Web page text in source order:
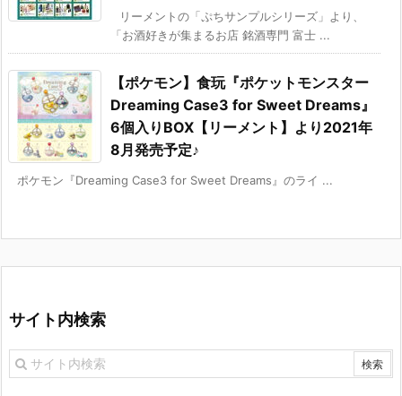
リーメントの「ぷちサンプルシリーズ」より、
「お酒好きが集まるお店 銘酒専門 富士 ...
【ポケモン】食玩『ポケットモンスター
Dreaming Case3 for Sweet Dreams』
6個入りBOX【リーメント】より2021年
8月発売予定♪
ポケモン『Dreaming Case3 for Sweet Dreams』のライ ...
サイト内検索